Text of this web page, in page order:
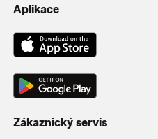
Aplikace
Zákaznický servis